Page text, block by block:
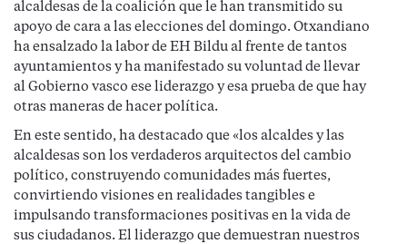
alcaldesas de la coalición que le han transmitido su
apoyo de cara a las elecciones del domingo. Otxandiano
ha ensalzado la labor de EH Bildu al frente de tantos
ayuntamientos y ha manifestado su voluntad de llevar
al Gobierno vasco ese liderazgo y esa prueba de que hay
otras maneras de hacer política.
En este sentido, ha destacado que «los alcaldes y las
alcaldesas son los verdaderos arquitectos del cambio
político, construyendo comunidades más fuertes,
convirtiendo visiones en realidades tangibles e
impulsando transformaciones positivas en la vida de
sus ciudadanos. El liderazgo que demuestran nuestros